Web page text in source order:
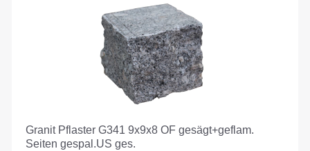
Granit Pflaster G341 9x9x8 OF gesägt+geflam.
Seiten gespal.US ges.